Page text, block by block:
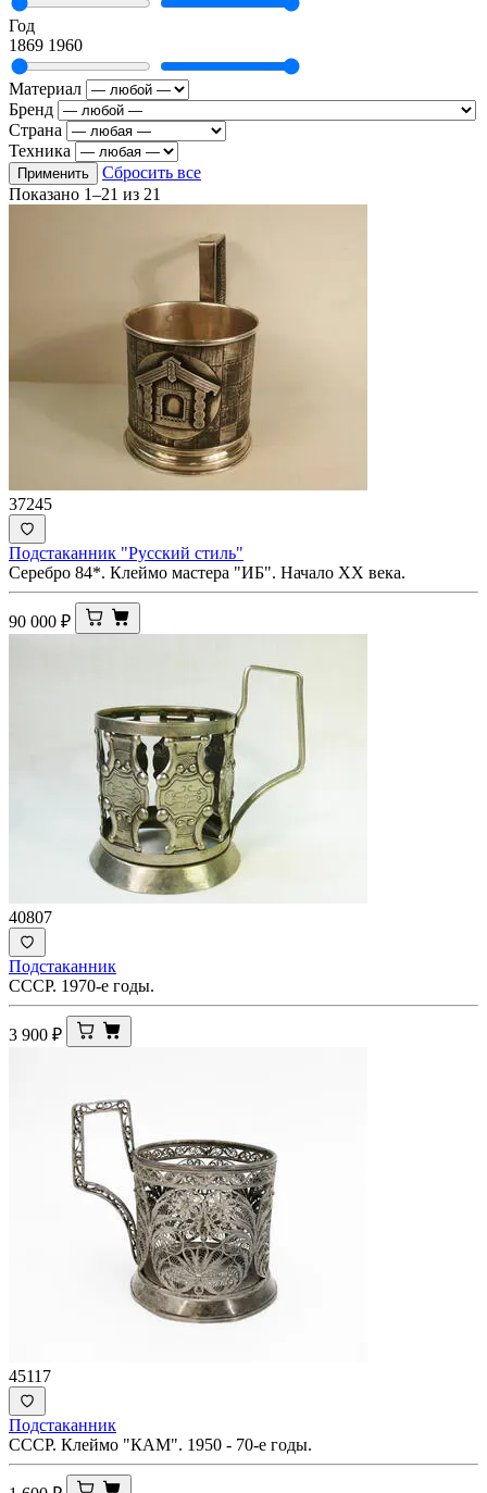
Год
1869 1960
Материал
Бренд
Страна
Техника
Применить
Сбросить все
Показано 1–21 из 21
37245
Подстаканник "Русский стиль"
Серебро 84*. Клеймо мастера "ИБ". Начало ХХ века.
90 000 ₽
40807
Подстаканник
СССР. 1970-е годы.
3 900 ₽
45117
Подстаканник
СССР. Клеймо "КАМ". 1950 - 70-е годы.